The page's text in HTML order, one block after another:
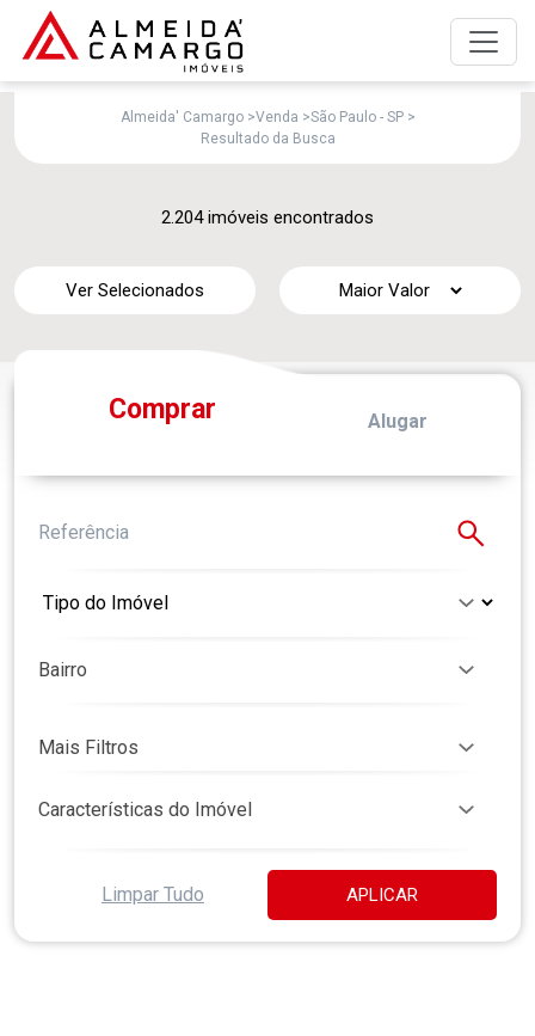
A empresa
Anunciar imóvel para alugar
Imóveis para comprar
Trabalhe Conosco
Fale com a Almeida' Camargo
Almeida' Camargo>Venda >São Paulo - SP >
Resultado da Busca
2.204 imóveis encontrados
Ver Selecionados
Comprar Alugar
Bairro
Mais Filtros
Características do Imóvel
Limpar Tudo APLICAR